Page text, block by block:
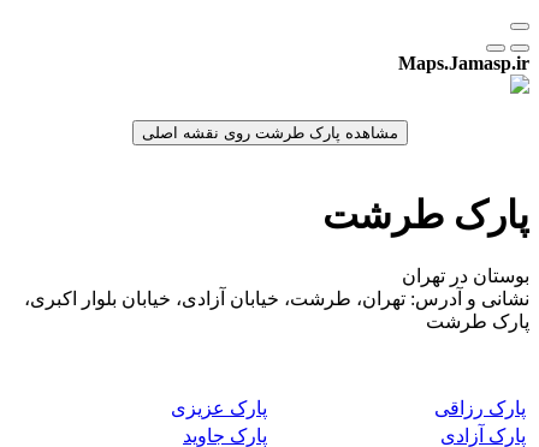
Maps.Jamasp.ir
پارک طرشت
بوستان در تهران
نشانی و آدرس: تهران، طرشت، خیابان آزادی، خیابان بلوار اکبری،
پارک طرشت
پارک رزاقی
پارک عزیزی
پارک آزادی
پارک جاوید